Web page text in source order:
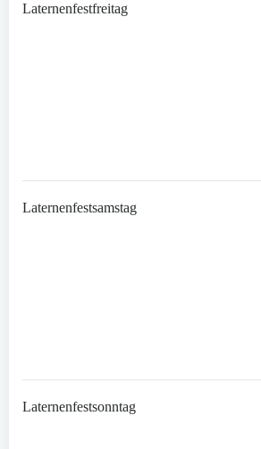
Laternenfestfreitag
Laternenfestsamstag
Laternenfestsonntag